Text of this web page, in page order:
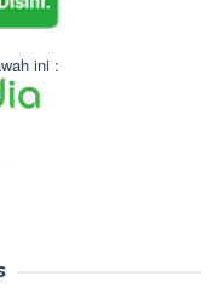
ini :